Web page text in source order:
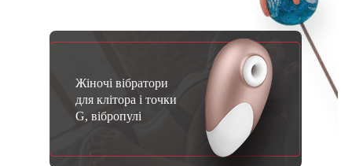
Жіночі вібратори
для клітора і точки
G, вібропулі